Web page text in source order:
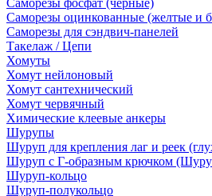
Саморезы фосфат (черные)
Саморезы оцинкованные (желтые и
Саморезы для сэндвич-панелей
Такелаж / Цепи
Хомуты
Хомут нейлоновый
Хомут сантехнический
Хомут червячный
Химические клеевые анкеры
Шурупы
Шуруп для крепления лаг и реек
Шуруп с Г-образным крючком
Шуруп-кольцо
Шуруп-полукольцо